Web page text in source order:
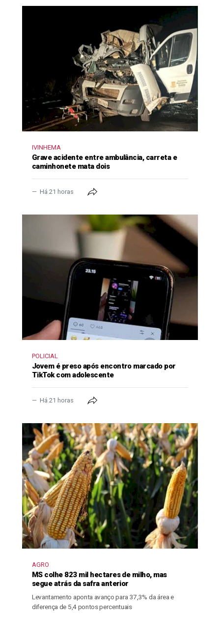
IVINHEMA
Grave acidente entre ambulância, carreta e
caminhonete mata dois
Há 21 horas
POLICIAL
Jovem é preso após encontro marcado por
TikTok com adolescente
Há 21 horas
AGRO
MS colhe 823 mil hectares de milho, mas
segue atrás da safra anterior
Levantamento aponta avanço para 37,3% da área e
diferença de 5,4 pontos percentuais